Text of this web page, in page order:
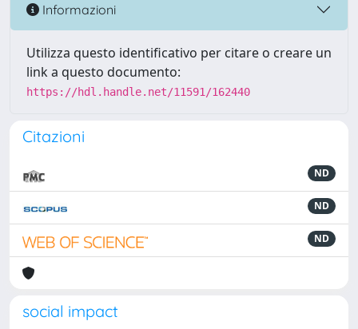
Informazioni
Utilizza questo identificativo per citare o creare un
link a questo documento:
https://hdl.handle.net/11591/162440
Citazioni
ND
ND
ND
social impact